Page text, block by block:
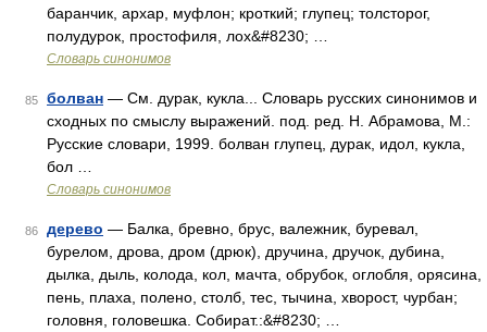
баранчик, архар, муфлон; кроткий; глупец; толсторог,
полудурок, простофиля, лох&#8230; …
Словарь синонимов
85 болван — См. дурак, кукла... Словарь русских синонимов и
сходных по смыслу выражений. под. ред. Н. Абрамова, М.:
Русские словари, 1999. болван глупец, дурак, идол, кукла,
бол …
Словарь синонимов
86 дерево — Балка, бревно, брус, валежник, буревал,
бурелом, дрова, дром (дрюк), дручина, дручок, дубина,
дылка, дыль, колода, кол, мачта, обрубок, оглобля, орясина,
пень, плаха, полено, столб, тес, тычина, хворост, чурбан;
головня, головешка. Собират.:&#8230; …